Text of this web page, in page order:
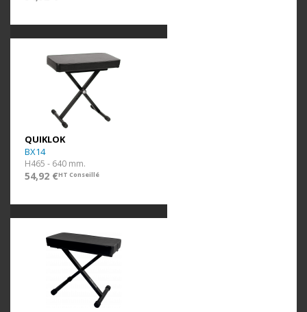
QUIKLOK
BX14
H465 - 640 mm.
54,92 €HT Conseillé